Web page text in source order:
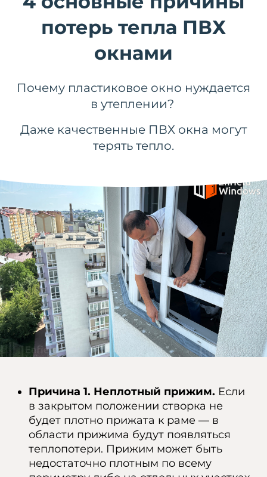
потерь тепла ПВХ
окнами
Почему пластиковое окно нуждается
в утеплении?
Даже качественные ПВХ окна могут
терять тепло.
Причина 1. Неплотный прижим. Если
в закрытом положении створка не
будет плотно прижата к раме — в
области прижима будут появляться
теплопотери. Прижим может быть
недостаточно плотным по всему